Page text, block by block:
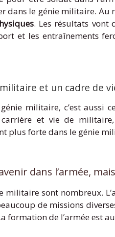
dans le génie militaire.
. Les résultats vont
et les entraînements
et un cadre de
militaire, c’est
et vie de militaire,
plus forte dans le génie
dans l’armée,
militaire sont nombreux.
de missions
formation de l’armée est